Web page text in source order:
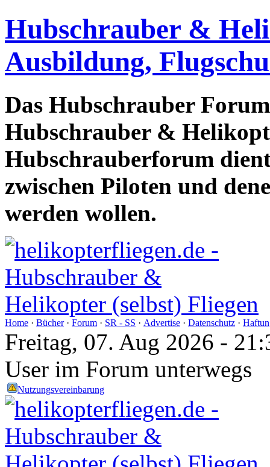
Hubschrauber &
Ausbildung,
Das Hubschrauber
Hubschrauber &
Hubschrauberforum
zwischen Piloten und
werden wollen.
Home · Bücher· Forum · SR - SS · Advertise · Datenschutz ·
Freitag, 07. Aug 2026 -
User im Forum unterwegs
Nutzungsvereinbarung